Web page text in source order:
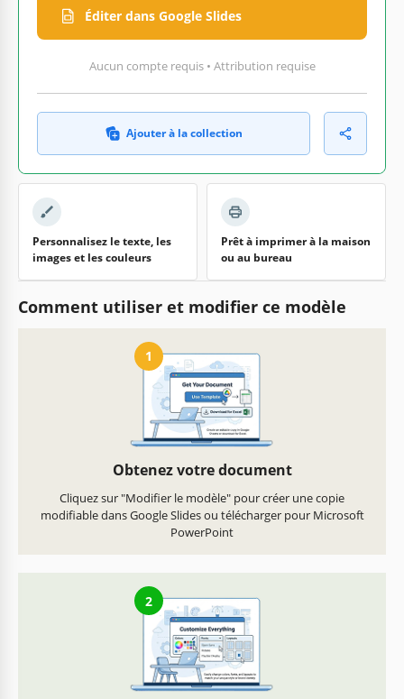
Éditer dans Google Slides
Aucun compte requis • Attribution requise
Ajouter à la collection
Personnalisez le texte, les
images et les couleurs
Prêt à imprimer à la maison
ou au bureau
Comment utiliser et modifier ce modèle
1
Obtenez votre document
Cliquez sur "Modifier le modèle" pour créer une copie
modifiable dans Google Slides ou télécharger pour Microsoft
PowerPoint
2